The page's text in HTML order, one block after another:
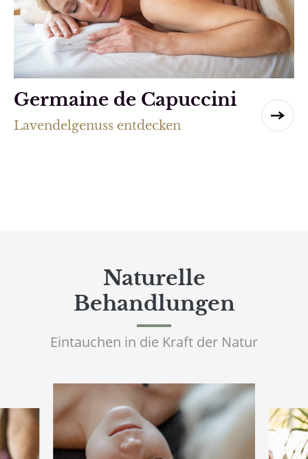
Germaine de Capuccini
Lavendelgenuss entdecken
Naturelle
Behandlungen
Eintauchen in die Kraft der Natur